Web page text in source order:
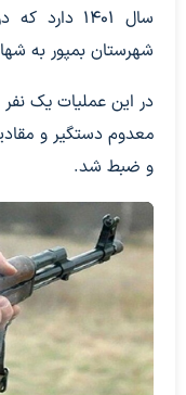
سال ۱۴۰۱
شهرستان بمپور به
در این عملیات یک
معدوم دستگیر و
و ضبط شد.